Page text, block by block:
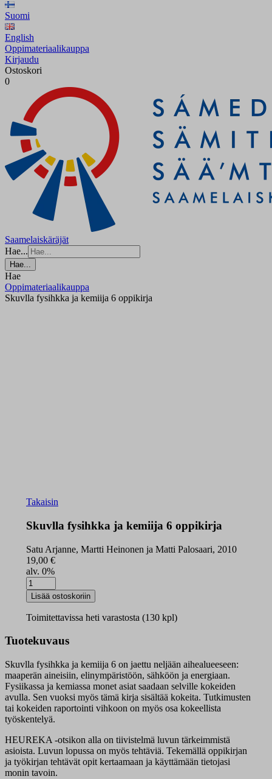
Suomi
English
Oppimateriaalikauppa
Kirjaudu
Ostoskori
0
Saamelaiskäräjät
Hae...
Hae...
Hae
Oppimateriaalikauppa
Skuvlla fysihkka ja kemiija 6 oppikirja
Takaisin
Skuvlla fysihkka ja kemiija 6 oppikirja
Satu Arjanne, Martti Heinonen ja Matti Palosaari, 2010
19,00 €
alv. 0%
Skuvlla
fysihkka
ja
kemiija
oppikirja
määrä
Lisää ostoskoriin
Toimitettavissa heti varastosta (130 kpl)
Tuotekuvaus
Skuvlla fysihkka ja kemiija 6 on jaettu neljään aihealueeseen:
maaperän aineisiin, elinympäristöön, sähköön ja energiaan.
Fysiikassa ja kemiassa monet asiat saadaan selville kokeiden
avulla. Sen vuoksi myös tämä kirja sisältää kokeita. Tutkimusten
tai kokeiden raportointi vihkoon on myös osa kokeellista
työskentelyä.
HEUREKA -otsikon alla on tiivistelmä luvun tärkeimmistä
asioista. Luvun lopussa on myös tehtäviä. Tekemällä oppikirjan
ja työkirjan tehtävät opit kertaamaan ja käyttämään tietojasi
monin tavoin.